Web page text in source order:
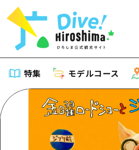
特集 モデルコース
特集
特集一覧
モデルコース